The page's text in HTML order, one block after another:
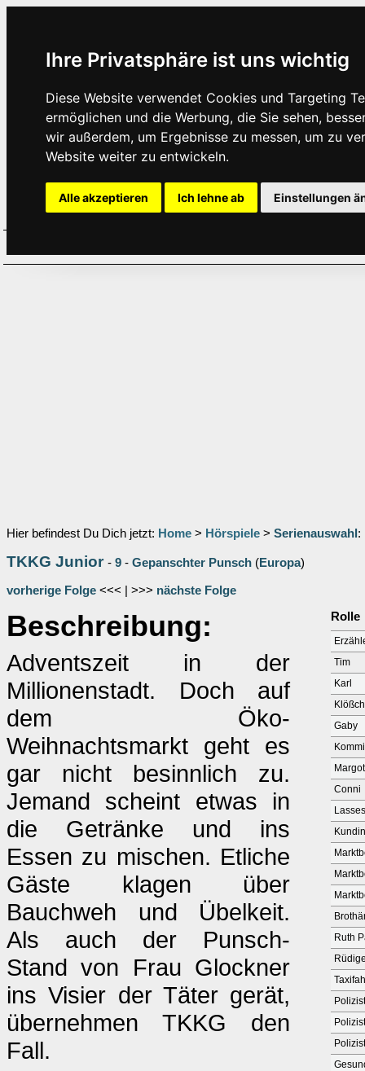
Ihre Privatsphäre ist uns wichtig
Diese Website verwendet Cookies und Targeting
ermöglichen und die Werbung, die Sie sehen,
wir außerdem, um Ergebnisse zu messen, um zu
Website weiter zu entwickeln.
Alle akzeptieren Ich lehne ab Einstellungen
Hier befindest Du Dich jetzt: Home > Hörspiele > Serienauswahl :
TKKG Junior - 9 - Gepanschter Punsch (Europa)
vorherige Folge <<< | >>> nächste Folge
Beschreibung:
Adventszeit in der
Millionenstadt. Doch auf
dem Öko-
Weihnachtsmarkt geht es
gar nicht besinnlich zu.
Jemand scheint etwas in
die Getränke und ins
Essen zu mischen. Etliche
Gäste klagen über
Bauchweh und Übelkeit.
Als auch der Punsch-
Stand von Frau Glockner
ins Visier der Täter gerät,
übernehmen TKKG den
Fall.
Rolle
Tim
Karl
Gaby
Conni
Kundin
Ruth
Polizist
Polizist